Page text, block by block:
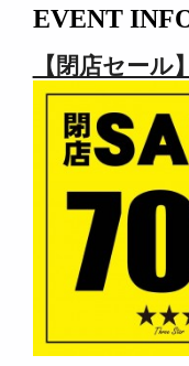
EVENT
【閉店セール